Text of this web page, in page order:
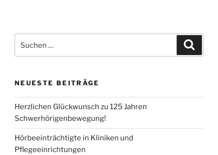
nach:
NEUESTE BEITRÄGE
Herzlichen Glückwunsch zu 125 Jahren
Schwerhörigenbewegung!
Hörbeeinträchtigte in Kliniken und
Pflegeeinrichtungen